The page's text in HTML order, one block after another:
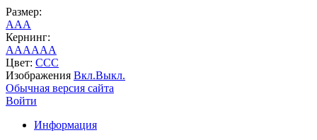
Размер:
AAA
Кернинг:
AAAAAA
Цвет: CCC
Изображения Вкл.Выкл.
Обычная версия сайта
Войти
Информация